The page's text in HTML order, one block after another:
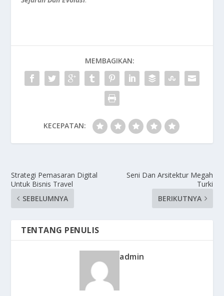
MEMBAGIKAN:
KECEPATAN:
Strategi Pemasaran Digital
Untuk Bisnis Travel
SEBELUMNYA
Seni Dan Arsitektur Megah
Turki
BERIKUTNYA
TENTANG PENULIS
admin